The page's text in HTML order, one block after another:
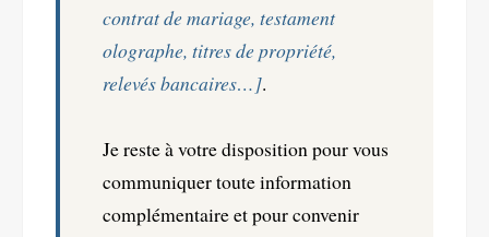
contrat de mariage, testament
olographe, titres de propriété,
relevés bancaires…].
Je reste à votre disposition pour vous
communiquer toute information
complémentaire et pour convenir